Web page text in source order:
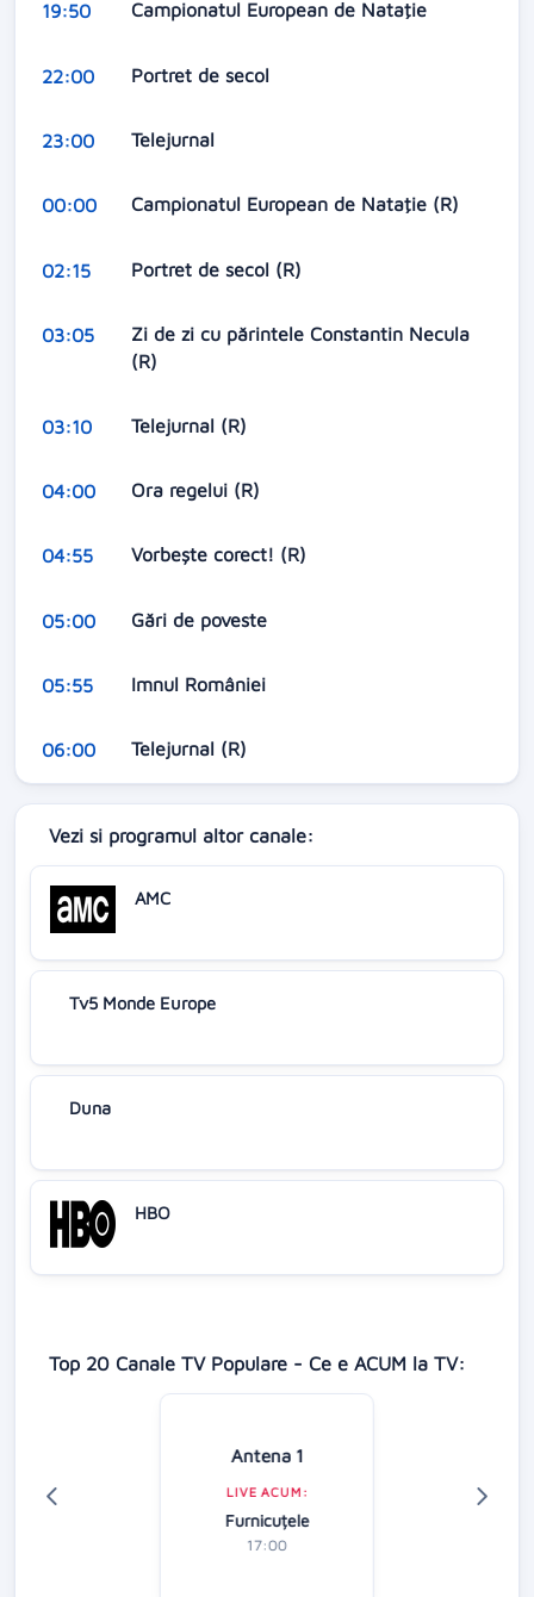
19:50 Campionatul European de Nataţie
22:00 Portret de secol
23:00 Telejurnal
00:00 Campionatul European de Nataţie (R)
02:15 Portret de secol (R)
03:05
Zi de zi cu părintele Constantin Necula
(R)
03:10 Telejurnal (R)
04:00 Ora regelui (R)
04:55 Vorbeşte corect! (R)
05:00 Gări de poveste
05:55 Imnul României
06:00 Telejurnal (R)
Vezi si programul altor canale:
AMC
Tv5 Monde Europe
Duna
HBO
Top 20 Canale TV Populare - Ce e ACUM la TV:
Antena 1
LIVE ACUM:
Furnicuțele
17:00